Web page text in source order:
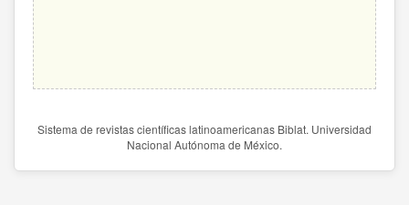
Sistema de revistas científicas latinoamericanas Biblat. Universidad
Nacional Autónoma de México.